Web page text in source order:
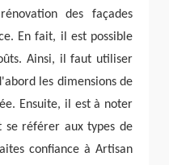
des façades
En fait, il est possible
Ainsi, il faut utiliser
les dimensions de
Ensuite, il est à noter
se référer aux types de
confiance à Artisan